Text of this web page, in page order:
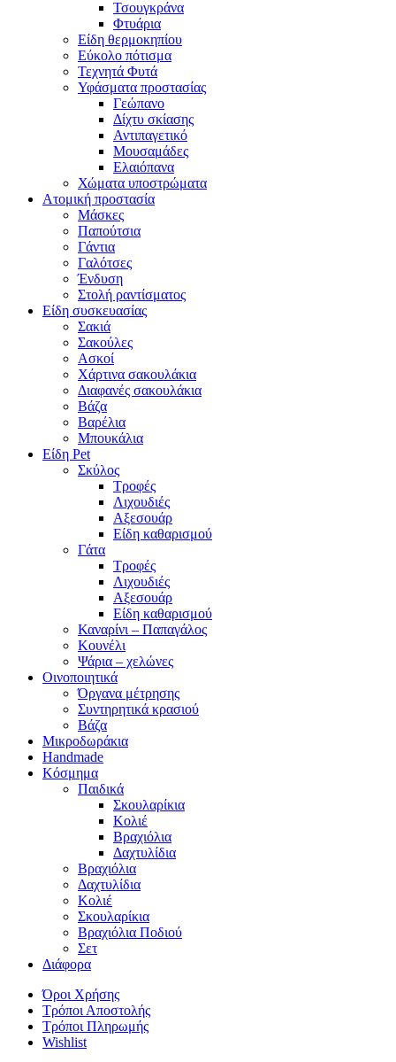
Τσουγκράνα
Φτυάρια
Είδη θερμοκηπίου
Εύκολο πότισμα
Τεχνητά Φυτά
Υφάσματα προστασίας
Γεώπανο
Δίχτυ σκίασης
Αντιπαγετικό
Μουσαμάδες
Ελαιόπανα
Χώματα υποστρώματα
Ατομική προστασία
Μάσκες
Παπούτσια
Γάντια
Γαλότσες
Ένδυση
Στολή ραντίσματος
Είδη συσκευασίας
Σακιά
Σακούλες
Ασκοί
Χάρτινα σακουλάκια
Διαφανές σακουλάκια
Βάζα
Βαρέλια
Μπουκάλια
Είδη Pet
Σκύλος
Τροφές
Λιχουδιές
Αξεσουάρ
Είδη καθαρισμού
Γάτα
Τροφές
Λιχουδιές
Αξεσουάρ
Είδη καθαρισμού
Καναρίνι – Παπαγάλος
Κουνέλι
Ψάρια – χελώνες
Οινοποιητικά
Όργανα μέτρησης
Συντηρητικά κρασιού
Βάζα
Μικροδωράκια
Handmade
Κόσμημα
Παιδικά
Σκουλαρίκια
Κολιέ
Βραχιόλια
Δαχτυλίδια
Βραχιόλια
Δαχτυλίδια
Κολιέ
Σκουλαρίκια
Βραχιόλια Ποδιού
Σετ
Διάφορα
Όροι Χρήσης
Τρόποι Αποστολής
Τρόποι Πληρωμής
Wishlist